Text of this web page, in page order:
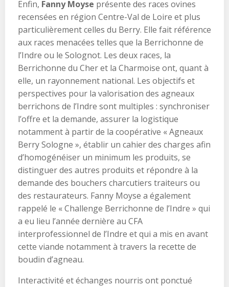
Enfin, Fanny Moyse présente des races ovines
recensées en région Centre-Val de Loire et plus
particulièrement celles du Berry. Elle fait référence
aux races menacées telles que la Berrichonne de
l’Indre ou le Solognot. Les deux races, la
Berrichonne du Cher et la Charmoise ont, quant à
elle, un rayonnement national. Les objectifs et
perspectives pour la valorisation des agneaux
berrichons de l’Indre sont multiples : synchroniser
l’offre et la demande, assurer la logistique
notamment à partir de la coopérative « Agneaux
Berry Sologne », établir un cahier des charges afin
d’homogénéiser un minimum les produits, se
distinguer des autres produits et répondre à la
demande des bouchers charcutiers traiteurs ou
des restaurateurs. Fanny Moyse a également
rappelé le « Challenge Berrichonne de l’Indre » qui
a eu lieu l’année dernière au CFA
interprofessionnel de l’Indre et qui a mis en avant
cette viande notamment à travers la recette de
boudin d’agneau.
Interactivité et échanges nourris ont ponctué